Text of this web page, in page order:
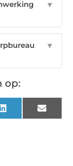
▼
▼
op:
LinkedIn Email